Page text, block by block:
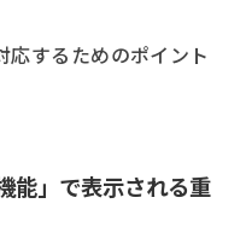
応するためのポイント
能」で表示される重